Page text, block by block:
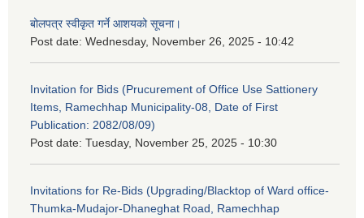
बोलपत्र स्वीकृत गर्ने आशयको सूचना।
Post date: Wednesday, November 26, 2025 - 10:42
Invitation for Bids (Prucurement of Office Use Sattionery
Items, Ramechhap Municipality-08, Date of First
Publication: 2082/08/09)
Post date: Tuesday, November 25, 2025 - 10:30
Invitations for Re-Bids (Upgrading/Blacktop of Ward office-
Thumka-Mudajor-Dhaneghat Road, Ramechhap